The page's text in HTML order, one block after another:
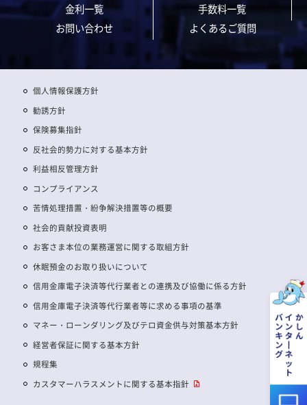
金利一覧
手数料一覧
お問い合わせ
よくあるご質問
個人情報保護方針
勧誘方針
保険募集指針
反社会的勢力に対する基本方針
利益相反管理方針
コンプライアンス
苦情処理措置・紛争解決措置等の概要
社会的貢献投資表明
お客さま本位の業務運営に関する取組方針
休眠預金のお取り扱いについて
信用金庫電子決済等代行業者との連携及び協働に係る方針
信用金庫電子決済等代行業者等に求める事項の基準
マネー・ローンダリング及びテロ資金供与対策基本方針
経営者保証に関する基本方針
規程集
カスタマーハラスメントに関する基本指針